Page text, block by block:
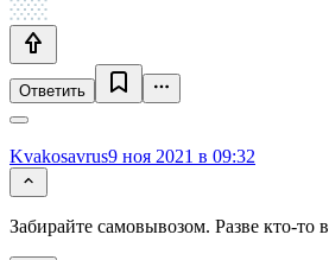
Ответить
Kvakosavrus9 ноя 2021 в 09:32
Забирайте самовывозом. Разве кто-то